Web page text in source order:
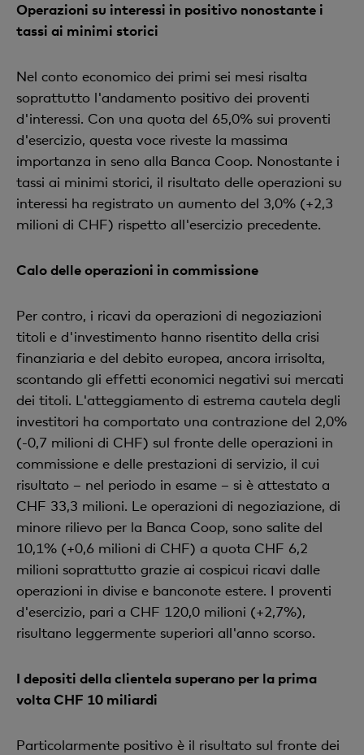
Operazioni su interessi in positivo nonostante i
tassi ai minimi storici
Nel conto economico dei primi sei mesi risalta
soprattutto l'andamento positivo dei proventi
d'interessi. Con una quota del 65,0% sui proventi
d'esercizio, questa voce riveste la massima
importanza in seno alla Banca Coop. Nonostante i
tassi ai minimi storici, il risultato delle operazioni su
interessi ha registrato un aumento del 3,0% (+2,3
milioni di CHF) rispetto all'esercizio precedente.
Calo delle operazioni in commissione
Per contro, i ricavi da operazioni di negoziazioni
titoli e d'investimento hanno risentito della crisi
finanziaria e del debito europea, ancora irrisolta,
scontando gli effetti economici negativi sui mercati
dei titoli. L'atteggiamento di estrema cautela degli
investitori ha comportato una contrazione del 2,0%
(-0,7 milioni di CHF) sul fronte delle operazioni in
commissione e delle prestazioni di servizio, il cui
risultato – nel periodo in esame – si è attestato a
CHF 33,3 milioni. Le operazioni di negoziazione, di
minore rilievo per la Banca Coop, sono salite del
10,1% (+0,6 milioni di CHF) a quota CHF 6,2
milioni soprattutto grazie ai cospicui ricavi dalle
operazioni in divise e banconote estere. I proventi
d'esercizio, pari a CHF 120,0 milioni (+2,7%),
risultano leggermente superiori all'anno scorso.
I depositi della clientela superano per la prima
volta CHF 10 miliardi
Particolarmente positivo è il risultato sul fronte dei